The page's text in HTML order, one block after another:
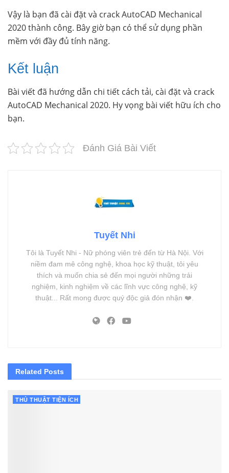
Vậy là bạn đã cài đặt và crack AutoCAD Mechanical
2020 thành công. Bây giờ bạn có thể sử dụng phần
mềm với đầy đủ tính năng.
Kết luận
Bài viết đã hướng dẫn chi tiết cách tải, cài đặt và crack
AutoCAD Mechanical 2020. Hy vọng bài viết hữu ích cho
bạn.
Đánh Giá Bài Viết
Tuyết Nhi
Tôi là Tuyết Nhi - Nữ phóng viên trẻ đến từ Hà Nội. Với
niềm đam mê công nghệ, khoa học kỹ thuật, tôi yêu
thích và muốn chia sẻ đến mọi người những trải
nghiệm, kinh nghiệm về các lĩnh vực công nghệ, kỹ
thuật... Rất mong được quý độc giả đón nhận ❤️.
Related Posts
THỦ THUẬT TIỆN ÍCH